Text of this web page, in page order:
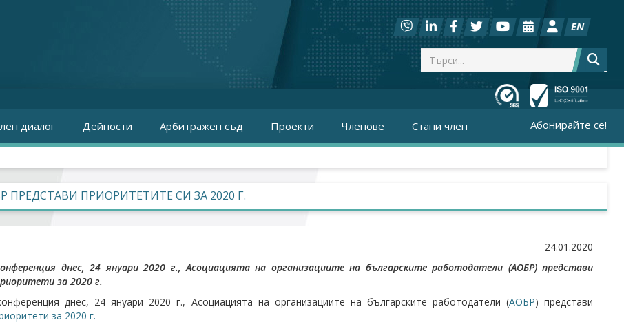
EN
диалог Дейности Арбитражен съд Проекти Членове Стани член Абонирайте се!
ПРЕДСТАВИ ПРИОРИТЕТИТЕ СИ ЗА 2020 Г.
24.01.2020
днес, 24 януари 2020 г., Асоциацията на организациите на българските работодатели (АОБР) представи
за 2020 г.
днес, 24 януари 2020 г., Асоциацията на организациите на българските работодатели (АОБР) представи
за 2020 г.